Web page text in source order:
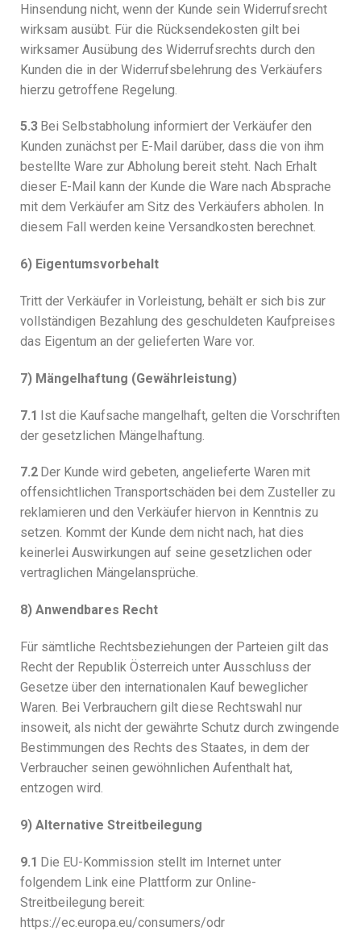
Hinsendung nicht, wenn der Kunde sein Widerrufsrecht
wirksam ausübt. Für die Rücksendekosten gilt bei
wirksamer Ausübung des Widerrufsrechts durch den
Kunden die in der Widerrufsbelehrung des Verkäufers
hierzu getroffene Regelung.
5.3 Bei Selbstabholung informiert der Verkäufer den
Kunden zunächst per E-Mail darüber, dass die von ihm
bestellte Ware zur Abholung bereit steht. Nach Erhalt
dieser E-Mail kann der Kunde die Ware nach Absprache
mit dem Verkäufer am Sitz des Verkäufers abholen. In
diesem Fall werden keine Versandkosten berechnet.
6) Eigentumsvorbehalt
Tritt der Verkäufer in Vorleistung, behält er sich bis zur
vollständigen Bezahlung des geschuldeten Kaufpreises
das Eigentum an der gelieferten Ware vor.
7) Mängelhaftung (Gewährleistung)
7.1 Ist die Kaufsache mangelhaft, gelten die Vorschriften
der gesetzlichen Mängelhaftung.
7.2 Der Kunde wird gebeten, angelieferte Waren mit
offensichtlichen Transportschäden bei dem Zusteller zu
reklamieren und den Verkäufer hiervon in Kenntnis zu
setzen. Kommt der Kunde dem nicht nach, hat dies
keinerlei Auswirkungen auf seine gesetzlichen oder
vertraglichen Mängelansprüche.
8) Anwendbares Recht
Für sämtliche Rechtsbeziehungen der Parteien gilt das
Recht der Republik Österreich unter Ausschluss der
Gesetze über den internationalen Kauf beweglicher
Waren. Bei Verbrauchern gilt diese Rechtswahl nur
insoweit, als nicht der gewährte Schutz durch zwingende
Bestimmungen des Rechts des Staates, in dem der
Verbraucher seinen gewöhnlichen Aufenthalt hat,
entzogen wird.
9) Alternative Streitbeilegung
9.1 Die EU-Kommission stellt im Internet unter
folgendem Link eine Plattform zur Online-
Streitbeilegung bereit:
https://ec.europa.eu/consumers/odr